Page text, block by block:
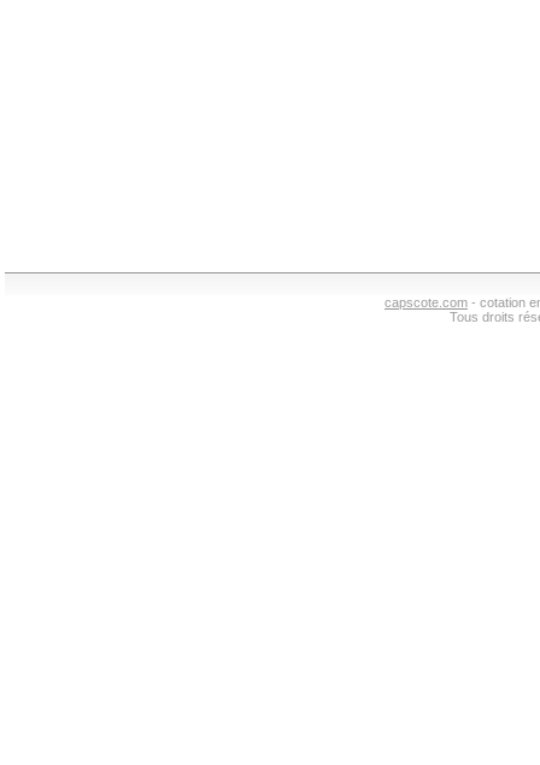
capscote.com - cotation
Tous droits